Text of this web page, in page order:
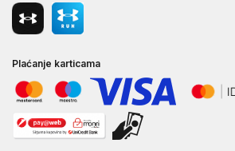
Plaćanje karticama